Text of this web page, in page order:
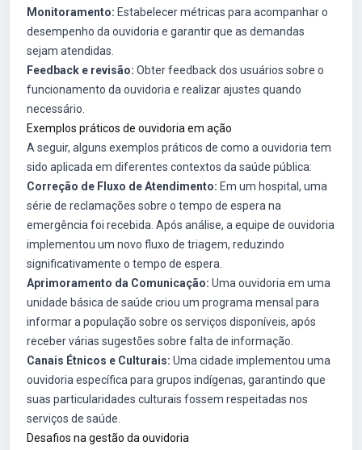
Monitoramento: Estabelecer métricas para acompanhar o
desempenho da ouvidoria e garantir que as demandas
sejam atendidas.
Feedback e revisão: Obter feedback dos usuários sobre o
funcionamento da ouvidoria e realizar ajustes quando
necessário.
Exemplos práticos de ouvidoria em ação
A seguir, alguns exemplos práticos de como a ouvidoria tem
sido aplicada em diferentes contextos da saúde pública:
Correção de Fluxo de Atendimento: Em um hospital, uma
série de reclamações sobre o tempo de espera na
emergência foi recebida. Após análise, a equipe de ouvidoria
implementou um novo fluxo de triagem, reduzindo
significativamente o tempo de espera.
Aprimoramento da Comunicação: Uma ouvidoria em uma
unidade básica de saúde criou um programa mensal para
informar a população sobre os serviços disponíveis, após
receber várias sugestões sobre falta de informação.
Canais Étnicos e Culturais: Uma cidade implementou uma
ouvidoria específica para grupos indígenas, garantindo que
suas particularidades culturais fossem respeitadas nos
serviços de saúde.
Desafios na gestão da ouvidoria